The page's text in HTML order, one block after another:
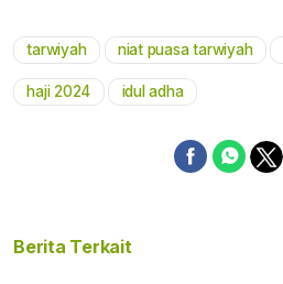
tarwiyah niat puasa tarwiyah
haji 2024 idul adha
Berita Terkait